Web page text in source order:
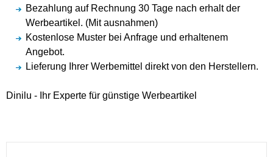
Bezahlung auf Rechnung 30 Tage nach erhalt der
Werbeartikel. (Mit ausnahmen)
Kostenlose Muster bei Anfrage und erhaltenem
Angebot.
Lieferung Ihrer Werbemittel direkt von den Herstellern.
Dinilu - Ihr Experte für günstige Werbeartikel